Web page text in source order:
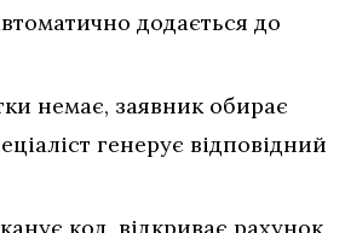
додається до
немає, заявник обирає
генерує відповідний